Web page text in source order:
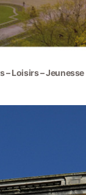
– Loisirs – Jeunesse